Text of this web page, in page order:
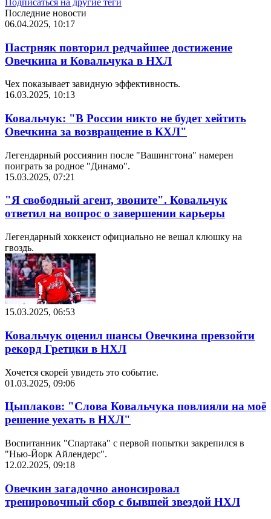
Последние новости
06.04.2025, 10:17
Пастрняк повторил редчайшее достижение
Овечкина и Ковальчука в НХЛ
Чех показывает завидную эффективность.
16.03.2025, 10:13
Ковальчук: "В России никто не будет хейтить
Овечкина за возвращение в КХЛ"
Легендарный россиянин после "Вашингтона" намерен
поиграть за родное "Динамо".
15.03.2025, 07:21
"Я свободный агент, звоните". Ковальчук
ответил на вопрос о завершении карьеры
Легендарный хоккеист официально не вешал клюшку на
гвоздь.
15.03.2025, 06:53
Ковальчук оценил шансы Овечкина превзойти
рекорд Гретцки в НХЛ
Хочется скорей увидеть это событие.
01.03.2025, 09:06
Цыплаков: "Слова Ковальчука повлияли на моё
решение уехать в НХЛ"
Воспитанник "Спартака" с первой попытки закрепился в
"Нью-Йорк Айлендерс".
12.02.2025, 09:18
Овечкин загадочно анонсировал
тренировочный сбор с бывшей звездой НХЛ